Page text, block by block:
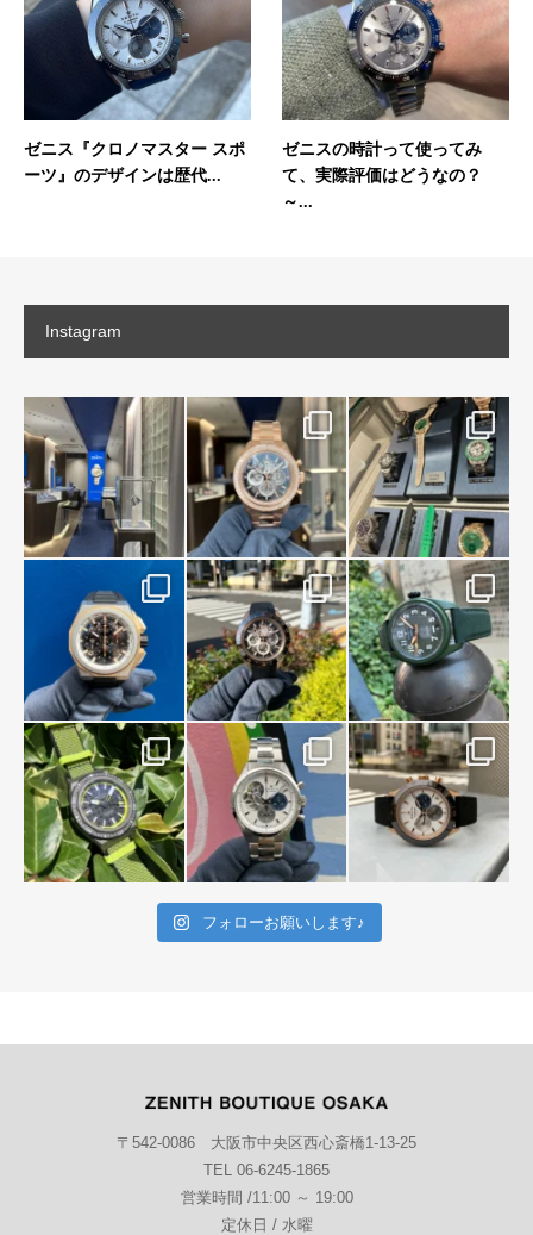
ゼニス『クロノマスター スポ
ーツ』のデザインは歴代...
ゼニスの時計って使ってみ
て、実際評価はどうなの？
～...
Instagram
フォローお願いします♪
〒542-0086 大阪市中央区西心斎橋1-13-25
TEL 06-6245-1865
営業時間 /11:00 ～ 19:00
定休日 / 水曜